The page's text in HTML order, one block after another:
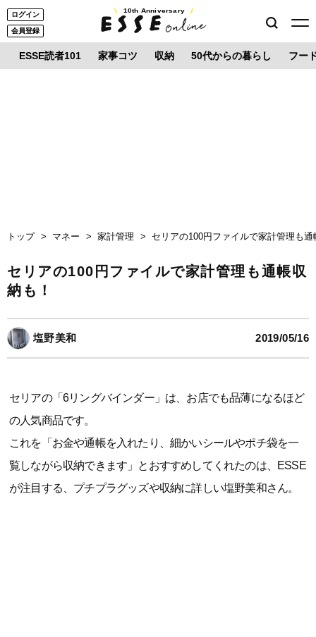
ログイン
会員登録
10th Anniversary
ESSE読者101 家事コツ 収納 50代からの暮らし フー
トップ マネー 家計管理 セリアの100円ファイルで家計管理も
セリアの100円ファイルで家計管理も通帳収
納も！
塩野美和 2019/05/16
セリアの「6リングバインダー」は、お店でも品薄になるほど
の人気商品です。
これを「お金や通帳を入れたり、細かいシールやポチ袋を一
覧しながら収納できます」とおすすめしてくれたのは、ESSE
が注目する、プチプラグッズや収納に詳しい塩野美和さん。